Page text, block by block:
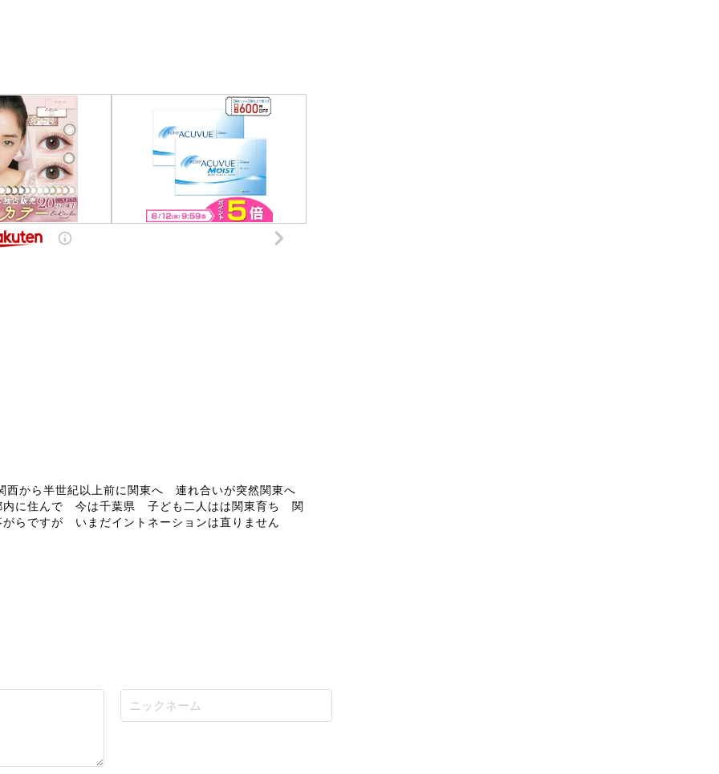
から半世紀以上前に関東へ 連れ合いが突然関東へ
内に住んで 今は千葉県 子ども二人はは関東育ち 関
がらですが いまだイントネーションは直りません